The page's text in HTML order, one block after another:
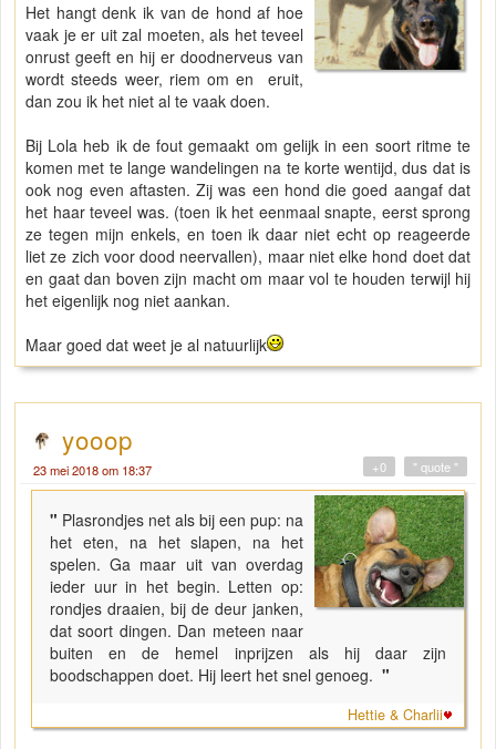
Het hangt denk ik van de hond af hoe
vaak je er uit zal moeten, als het teveel
onrust geeft en hij er doodnerveus van
wordt steeds weer, riem om en eruit,
dan zou ik het niet al te vaak doen.
Bij Lola heb ik de fout gemaakt om gelijk in een soort ritme te
komen met te lange wandelingen na te korte wentijd, dus dat is
ook nog even aftasten. Zij was een hond die goed aangaf dat
het haar teveel was. (toen ik het eenmaal snapte, eerst sprong
ze tegen mijn enkels, en toen ik daar niet echt op reageerde
liet ze zich voor dood neervallen), maar niet elke hond doet dat
en gaat dan boven zijn macht om maar vol te houden terwijl hij
het eigenlijk nog niet aankan.
Maar goed dat weet je al natuurlijk
yooop
23 mei 2018 om 18:37 " quote "
+0
" Plasrondjes net als bij een pup: na
het eten, na het slapen, na het
spelen. Ga maar uit van overdag
ieder uur in het begin. Letten op:
rondjes draaien, bij de deur janken,
dat soort dingen. Dan meteen naar
buiten en de hemel inprijzen als hij daar zijn
boodschappen doet. Hij leert het snel genoeg. "
Hettie & Charlii